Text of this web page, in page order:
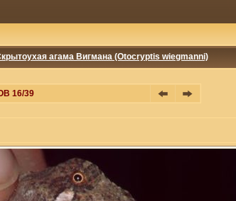
агама Вигмана (Otocryptis wiegmanni)
16/39